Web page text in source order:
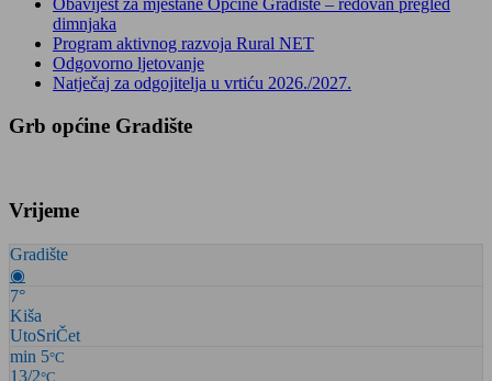
Obavijest za mještane Općine Gradište – redovan pregled
dimnjaka
Program aktivnog razvoja Rural NET
Odgovorno ljetovanje
Natječaj za odgojitelja u vrtiću 2026./2027.
Grb općine Gradište
Vrijeme
Gradište
◉
7°
Kiša
UtoSriČet
min 5°C
13/2°C